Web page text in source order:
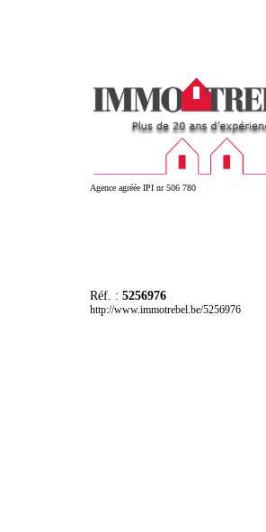
Agence agréée IPI nr 506 780
Réf. : 5256976
http://www.immotrebel.be/5256976